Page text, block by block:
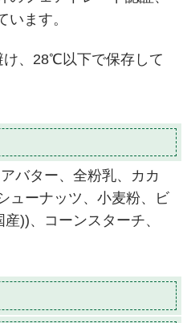
ます。
、28℃以下で保存して
バター、全粉乳、カカ
ューナッツ、小麦粉、ビ
))、コーンスターチ、